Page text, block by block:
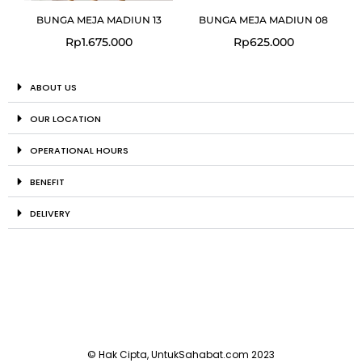
BUNGA MEJA MADIUN 13
Rp1.675.000
BUNGA MEJA MADIUN 08
Rp625.000
ABOUT US
OUR LOCATION
OPERATIONAL HOURS
BENEFIT
DELIVERY
© Hak Cipta, UntukSahabat.com 2023